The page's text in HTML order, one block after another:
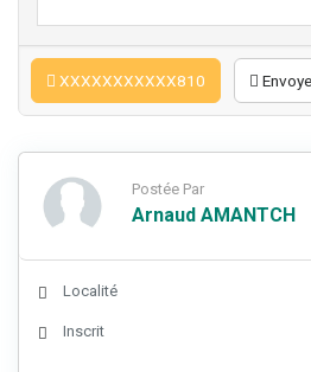
XXXXXXXXXXX810
Postée Par
Arnaud AMANTCH
Localité
Inscrit